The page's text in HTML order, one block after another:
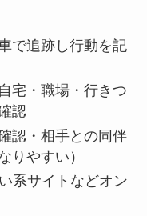
で追跡し行動を記
宅・職場・行きつ
認
認・相手との同伴
りやすい）
系サイトなどオン